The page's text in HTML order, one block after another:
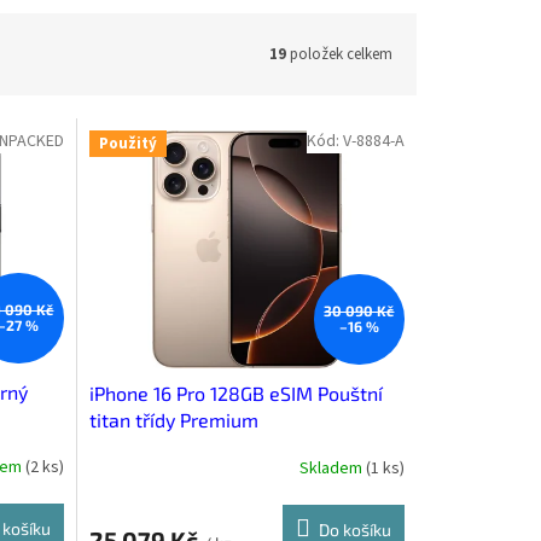
19položek celkem
090 Kč
%
(2 ks)
košíku
Použitý
30 090 Kč
–16 %
iPhone 16 Pro 128GB eSIM Pouštní
titan třídy Premium
Skladem (1 ks)
Do košíku
Kód: V-8884-A